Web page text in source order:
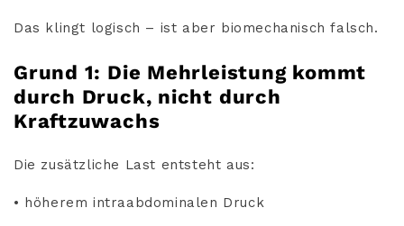
Das klingt logisch – ist aber biomechanisch falsch.
Grund 1: Die Mehrleistung kommt
durch Druck, nicht durch
Kraftzuwachs
Die zusätzliche Last entsteht aus:
• höherem intraabdominalen Druck